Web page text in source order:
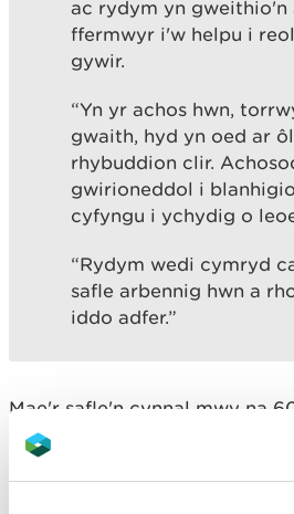
ac rydym yn gweithio'n
ffermwyr i'w helpu i
gywir.
“Yn yr achos hwn,
gwaith, hyd yn oed ar
rhybuddion clir.
gwirioneddol i
cyfyngu i ychydig o
“Rydym wedi cymryd
safle arbennig hwn a
iddo adfer.”
Mae'r safle'n cynnal mwy na
gan gynnwys nifer sy’n
a gyflwynwyd gan bobl o dir
bellach wedi ymgynefino ym